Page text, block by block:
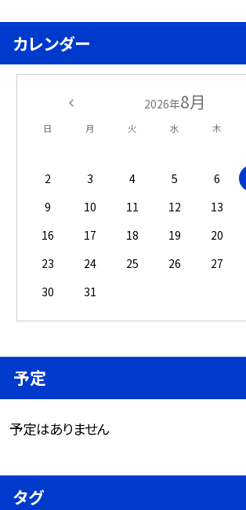
カレンダー
2026年8月
日 月 火 水 木
2
3 4 5 6
9
10 11 12 13
16
17 18 19 20
23
24 25 26 27
30
31
予定
予定はありません
タグ